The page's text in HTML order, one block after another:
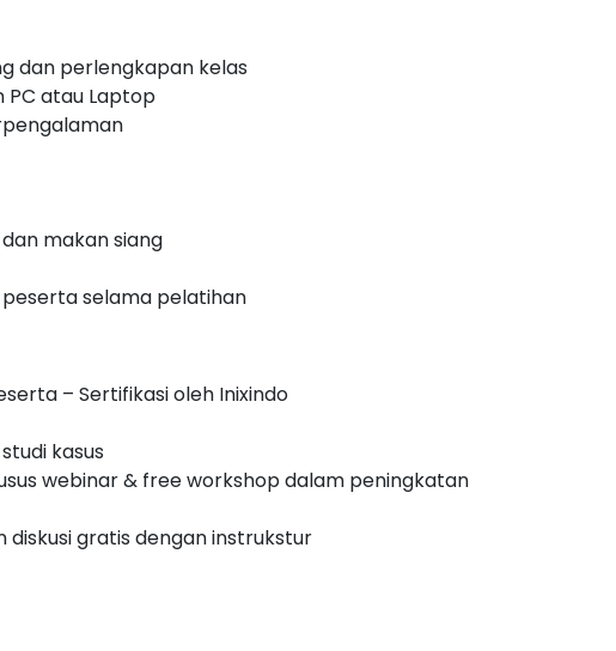
dan perlengkapan kelas
PC atau Laptop
makan siang
selama pelatihan
– Sertifikasi oleh Inixindo
kasus
webinar & free workshop dalam peningkatan
diskusi gratis dengan instrukstur